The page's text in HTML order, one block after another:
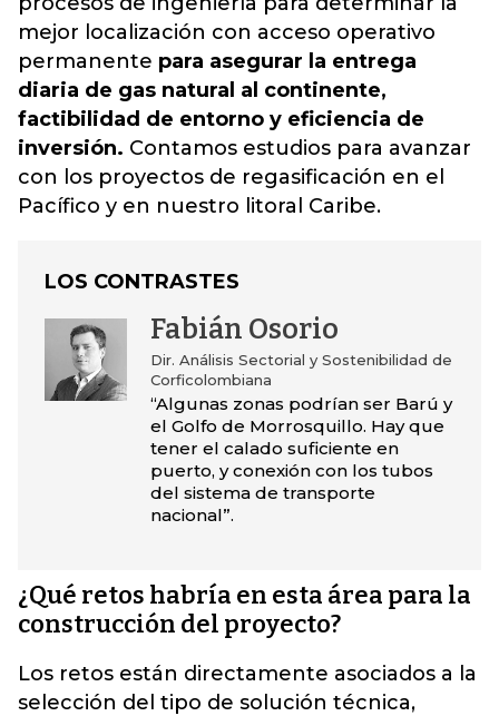
mejor localización con acceso operativo
permanente para asegurar la entrega
diaria de gas natural al continente,
factibilidad de entorno y eficiencia de
inversión. Contamos estudios para avanzar
con los proyectos de regasificación en el
Pacífico y en nuestro litoral Caribe.
LOS CONTRASTES
Fabián Osorio
Dir. Análisis Sectorial y Sostenibilidad de
Corficolombiana
“Algunas zonas podrían ser Barú y
el Golfo de Morrosquillo. Hay que
tener el calado suficiente en
puerto, y conexión con los tubos
del sistema de transporte
nacional”.
¿Qué retos habría en esta área para la
construcción del proyecto?
Los retos están directamente asociados a la
selección del tipo de solución técnica,